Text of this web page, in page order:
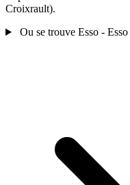
Croixrault).
Ou se trouve Esso -